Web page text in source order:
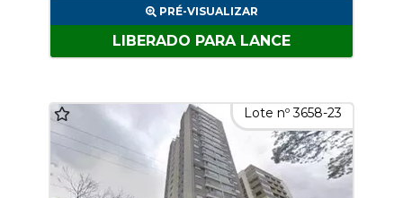
PRÉ-VISUALIZAR
LIBERADO PARA LANCE
Lote nº 3658-23